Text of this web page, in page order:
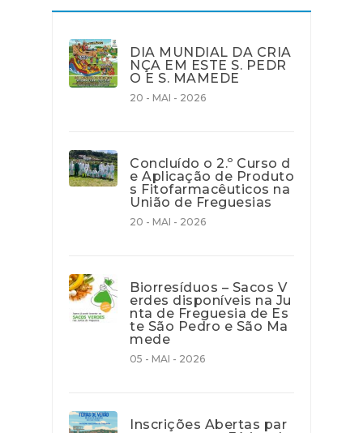
DIA MUNDIAL DA CRIA
NÇA EM ESTE S. PEDR
O E S. MAMEDE
20 - MAI - 2026
Concluído o 2.º Curso d
e Aplicação de Produto
s Fitofarmacêuticos na
União de Freguesias
20 - MAI - 2026
Biorresíduos – Sacos V
erdes disponíveis na Ju
nta de Freguesia de Es
te São Pedro e São Ma
mede
05 - MAI - 2026
Inscrições Abertas par